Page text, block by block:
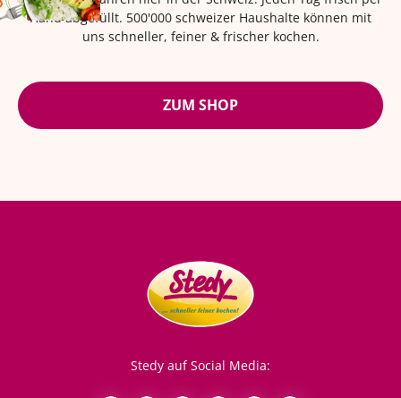
Hand abgefüllt. 500'000 schweizer Haushalte können mit
uns schneller, feiner & frischer kochen.
ZUM SHOP
Stedy auf Social Media: